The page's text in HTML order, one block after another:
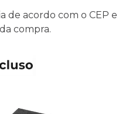
de acordo com o CEP e
compra.